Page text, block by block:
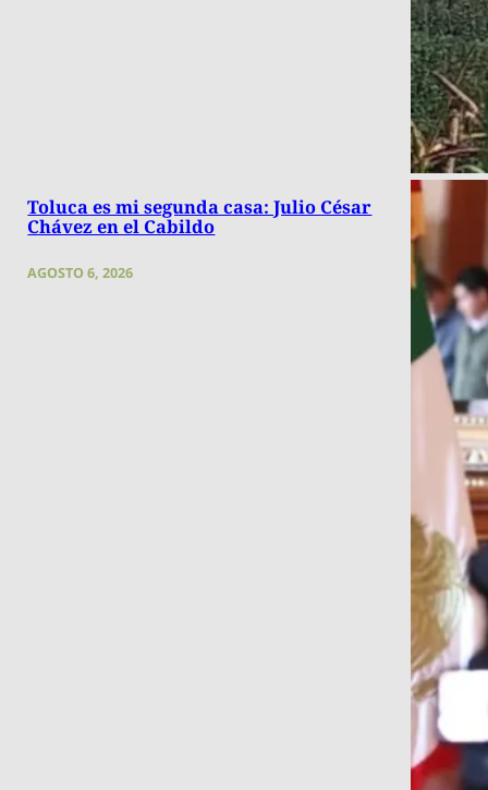
Toluca es mi segunda casa: Julio César
Chávez en el Cabildo
AGOSTO 6, 2026